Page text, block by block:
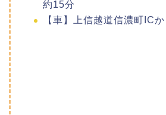
約15分
【車】上信越道信濃町IC